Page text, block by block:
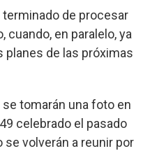
terminado de procesar
en paralelo, ya
planes de las próximas
tomarán una foto en
celebrado el pasado
volverán a reunir por